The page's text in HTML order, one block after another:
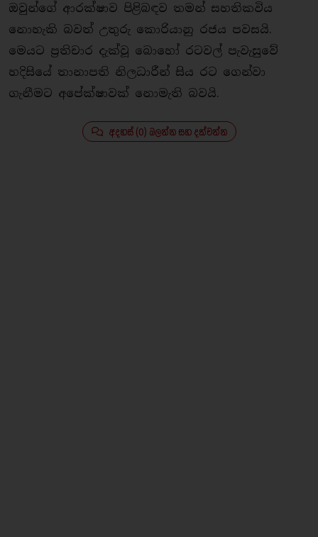
ඔවුන්ගේ ආරක්ෂාව පිළිබඳව තමන් සහතිකවිය
නොහැකි බවත් උතුරු කොරියානු රජය පවසයි.
මෙයට ප‍්‍රතිචාර දැක්වූ බොහෝ රටවල් පැවැසුවේ
හදිසියේ තානාපති නිලධාරීන් සිය රට ගෙන්වා
ගැනීමට අපේක්ෂාවක් නොමැති බවයි.
අදහස් (0) බලන්න සහ දක්වන්න